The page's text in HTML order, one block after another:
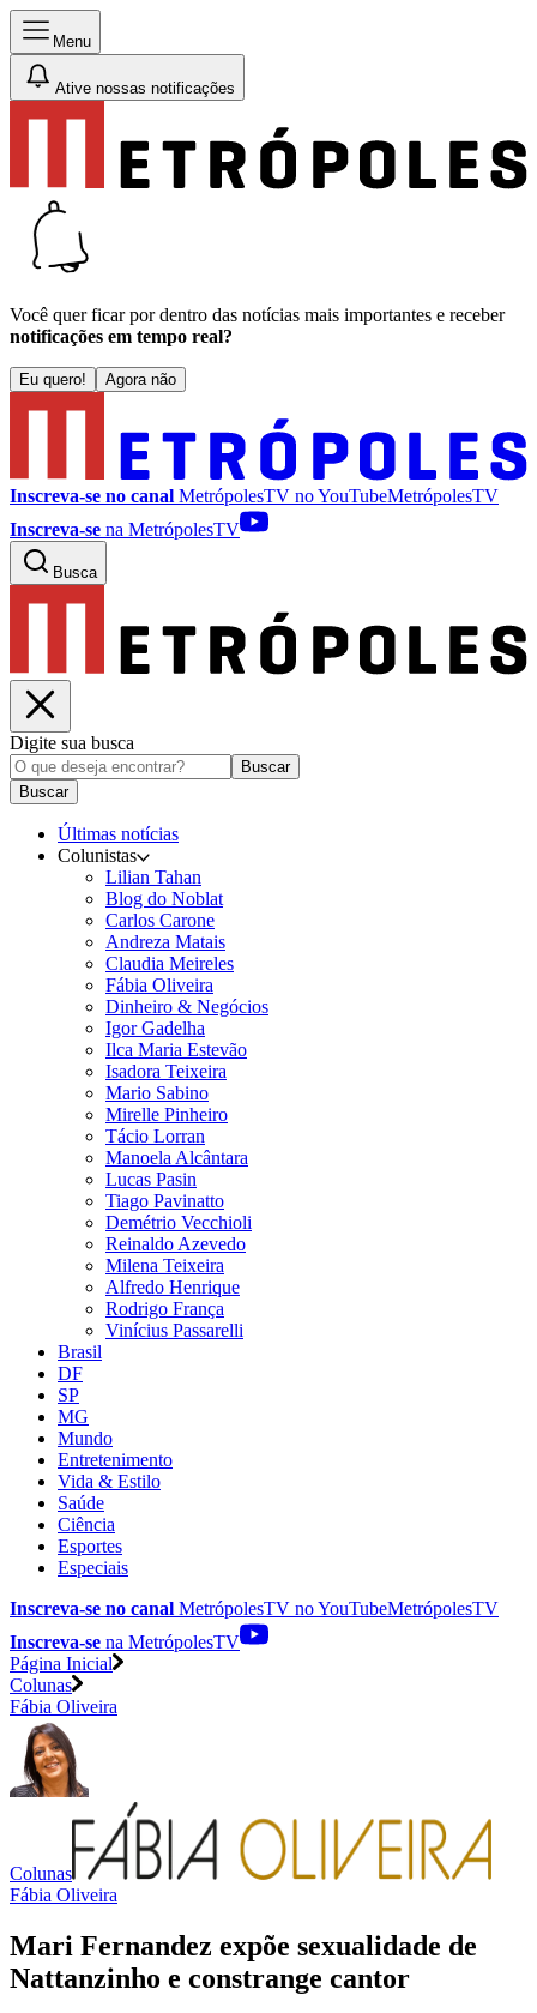
Menu
Ative nossas notificações
Você quer ficar por dentro das notícias mais importantes e receber
notificações em tempo real?
Eu quero! Agora não
Inscreva-se no canal MetrópolesTV noYouTubeMetrópolesTV
Inscreva-se na MetrópolesTV
Busca
Digite sua busca
Buscar
Buscar
Últimas notícias
Colunistas
Lilian Tahan
Blog do Noblat
Carlos Carone
Andreza Matais
Claudia Meireles
Fábia Oliveira
Dinheiro & Negócios
Igor Gadelha
Ilca Maria Estevão
Isadora Teixeira
Mario Sabino
Mirelle Pinheiro
Tácio Lorran
Manoela Alcântara
Lucas Pasin
Tiago Pavinatto
Demétrio Vecchioli
Reinaldo Azevedo
Milena Teixeira
Alfredo Henrique
Rodrigo França
Vinícius Passarelli
Brasil
DF
SP
MG
Mundo
Entretenimento
Vida & Estilo
Saúde
Ciência
Esportes
Especiais
Inscreva-se no canal MetrópolesTV noYouTubeMetrópolesTV
Inscreva-se na MetrópolesTV
Página Inicial
Colunas
Fábia Oliveira
Colunas
Fábia Oliveira
Mari Fernandez expõe sexualidade de
Nattanzinho e constrange cantor